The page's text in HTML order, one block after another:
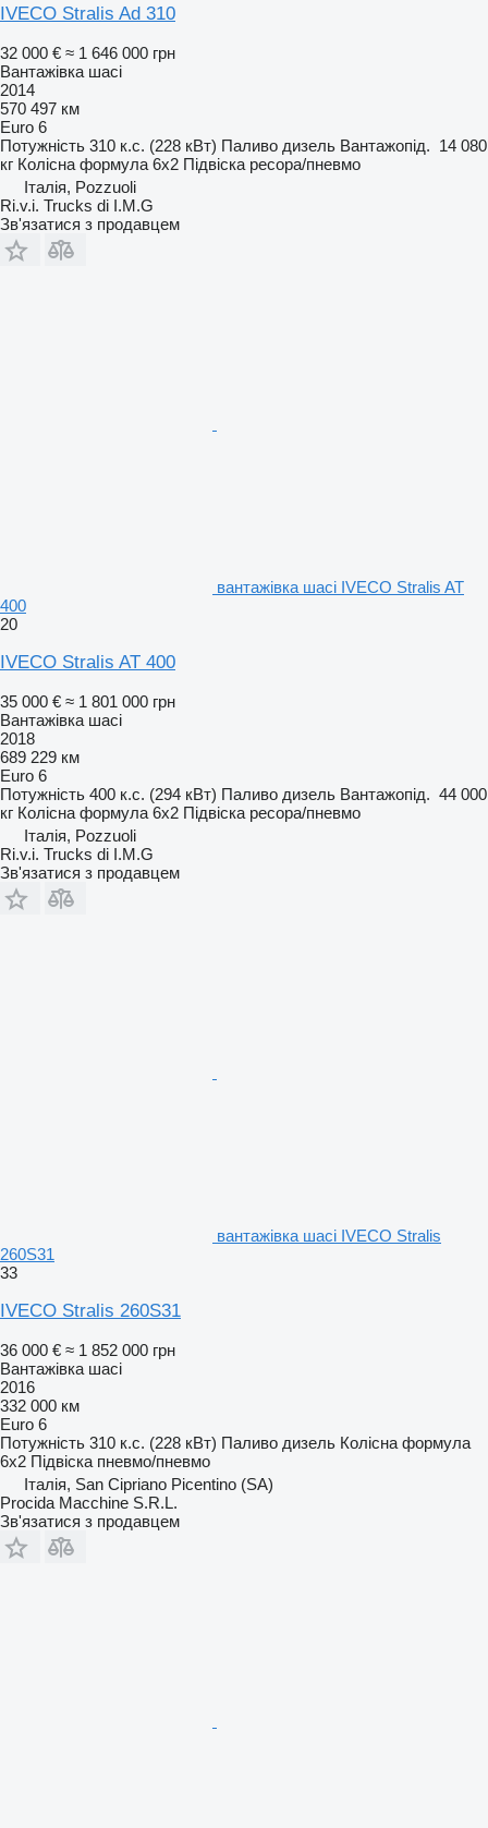
IVECO Stralis Ad 310
32 000 € ≈ 1 646 000 грн
Вантажівка шасі
2014
570 497 км
Euro 6
Потужність 310 к.с. (228 кВт) Паливо дизель Вантажопід. 14 080
кг Колісна формула 6x2 Підвіска ресора/пневмо
Італія, Pozzuoli
Ri.v.i. Trucks di I.M.G
Зв'язатися з продавцем
вантажівка шасі IVECO Stralis AT
400
20
IVECO Stralis AT 400
35 000 € ≈ 1 801 000 грн
Вантажівка шасі
2018
689 229 км
Euro 6
Потужність 400 к.с. (294 кВт) Паливо дизель Вантажопід. 44 000
кг Колісна формула 6x2 Підвіска ресора/пневмо
Італія, Pozzuoli
Ri.v.i. Trucks di I.M.G
Зв'язатися з продавцем
вантажівка шасі IVECO Stralis
260S31
33
IVECO Stralis 260S31
36 000 € ≈ 1 852 000 грн
Вантажівка шасі
2016
332 000 км
Euro 6
Потужність 310 к.с. (228 кВт) Паливо дизель Колісна формула
6x2 Підвіска пневмо/пневмо
Італія, San Cipriano Picentino (SA)
Procida Macchine S.R.L.
Зв'язатися з продавцем